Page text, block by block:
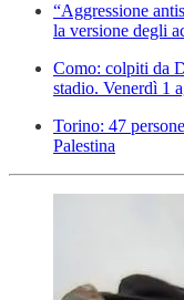
“Aggressione
la versione degli
Como: colpiti da
stadio. Venerdì 1
Torino: 47
Palestina